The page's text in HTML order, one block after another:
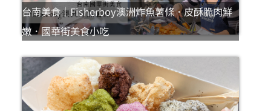
台南美食｜Fisherboy澳洲炸魚薯條．皮酥脆肉鮮
嫩．國華街美食小吃